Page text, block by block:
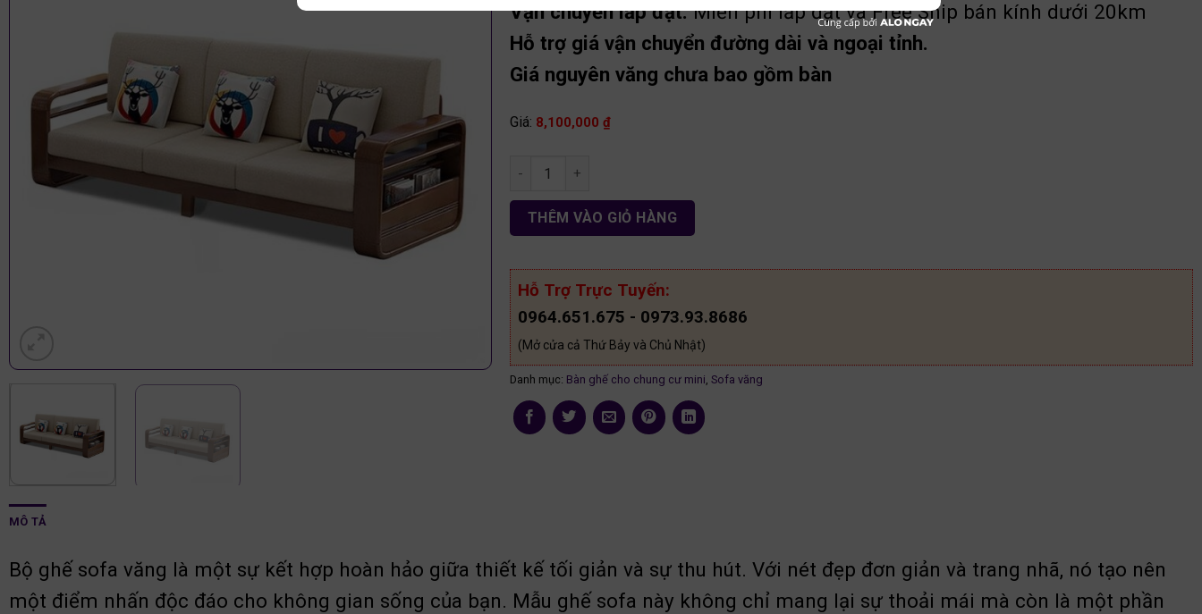
Vận chuyển lắp đặt:Miễn phí lắp đặt và Free Ship bán kính dưới 20km
Hỗ trợ giá vận chuyển đường dài và ngoại tỉnh.
Giá nguyên văng chưa bao gồm bàn
Giá: 8,100,000 ₫
Sofa văng 1m80 gỗ sồi nga SF23 số lượng
THÊM VÀO GIỎ HÀNG
Hỗ Trợ Trực Tuyến:
0964.651.675 - 0973.93.8686
(Mở cửa cả Thứ Bảy và Chủ Nhật)
Danh mục: Bàn ghế cho chung cư mini, Sofa văng
MÔ TẢ
Bộ ghế sofa văng là một sự kết hợp hoàn hảo giữa thiết kế tối giản và sự thu hút. Với nét đẹp đơn giản và trang nhã, nó tạo nên
một điểm nhấn độc đáo cho không gian sống của bạn. Mẫu ghế sofa này không chỉ mang lại sự thoải mái mà còn là một phần